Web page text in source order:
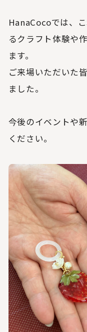
HanaCocoでは、
るクラフト体験や
ます。
ご来場いただいた
ました。
今後のイベントや
ください。